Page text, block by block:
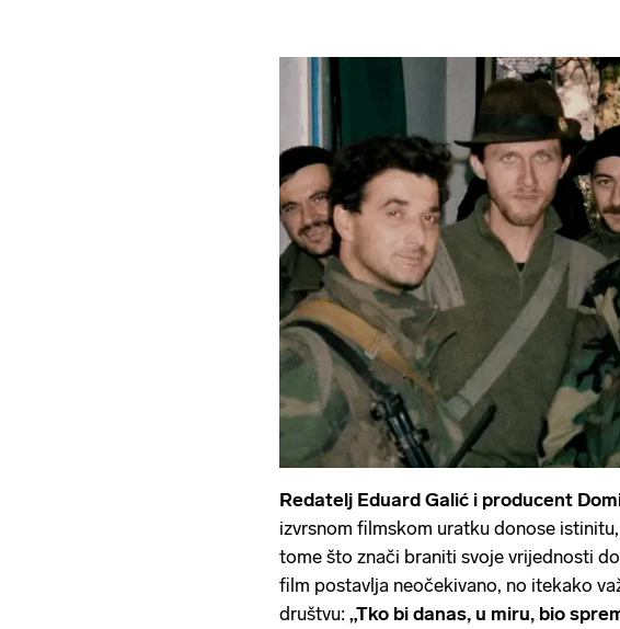
Redatelj Eduard Galić i producent
izvrsnom filmskom uratku donose
tome što znači braniti svoje vrijednosti
film postavlja neočekivano, no itekako
društvu: „Tko bi danas, u miru, bio